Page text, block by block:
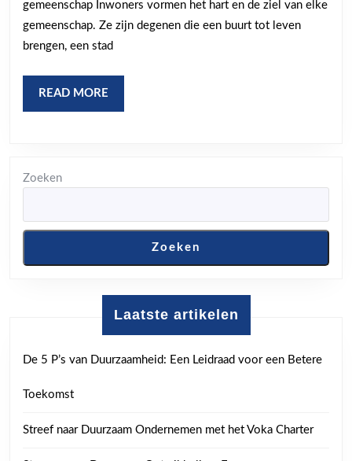
onze
gemeenschap Inwoners vormen het hart en de ziel van elke
gemeenschap. Ze zijn degenen die een buurt tot leven
brengen, een stad
READ MORE
MORE
Zoeken
Zoeken
Laatste artikelen
De 5 P’s van Duurzaamheid: Een Leidraad voor een Betere
Toekomst
Streef naar Duurzaam Ondernemen met het Voka Charter